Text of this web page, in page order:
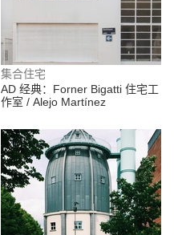
集合住宅
AD 经典：Forner Bigatti 住宅工
作室 / Alejo Martínez